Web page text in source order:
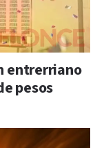
entrerriano
pesos